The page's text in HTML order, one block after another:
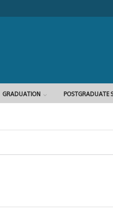
GRADUATION POSTGRADUATE